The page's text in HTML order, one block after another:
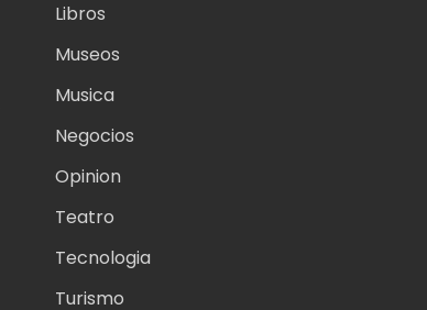
Libros
Museos
Musica
Negocios
Opinion
Teatro
Tecnologia
Turismo